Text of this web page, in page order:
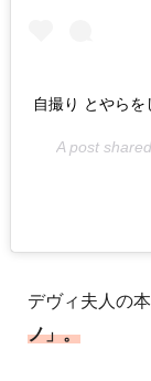
自撮り とやら
A post
デヴィ夫人の
ノ」。